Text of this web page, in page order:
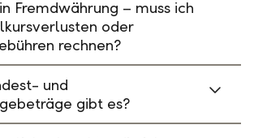
Fremdwährung – muss ich
oder
rechnen?
und
gibt es?